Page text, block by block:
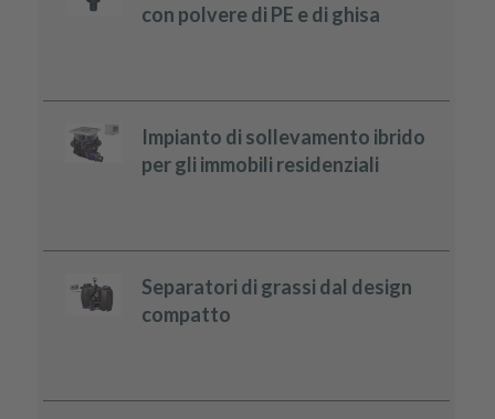
con polvere di PE e di ghisa
Impianto di sollevamento ibrido
per gli immobili residenziali
Separatori di grassi dal design
compatto